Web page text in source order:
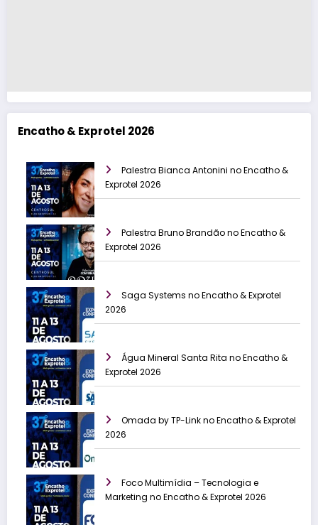
Encatho & Exprotel 2026
Palestra Bianca Antonini no Encatho &
Exprotel 2026
Palestra Bruno Brandão no Encatho &
Exprotel 2026
Saga Systems no Encatho & Exprotel
2026
Água Mineral Santa Rita no Encatho &
Exprotel 2026
Omada by TP-Link no Encatho & Exprotel
2026
Foco Multimídia – Tecnologia e
Marketing no Encatho & Exprotel 2026